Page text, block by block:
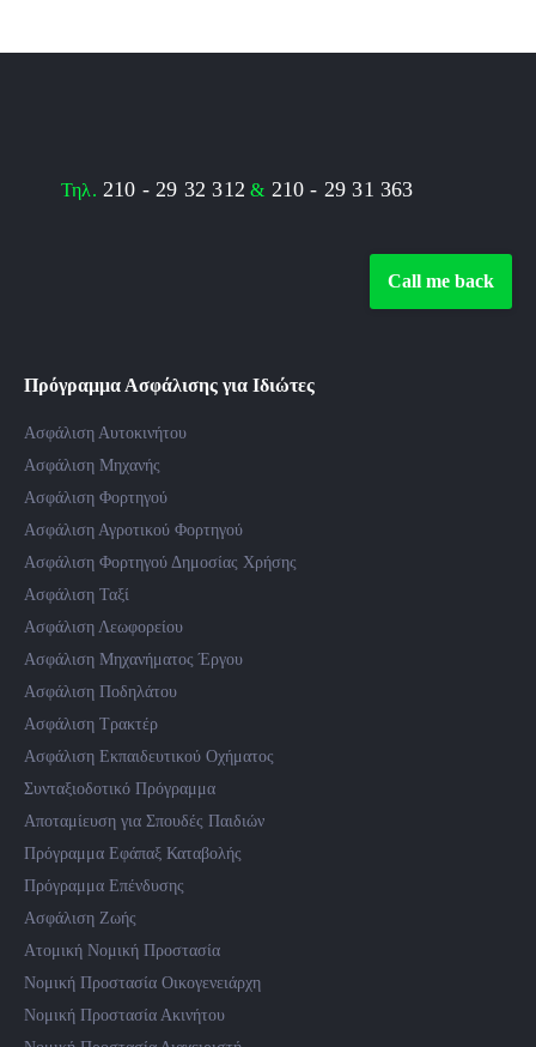
Τηλ. 210 - 29 32 312 & 210 - 29 31 363
Call me back
Πρόγραμμα Ασφάλισης για Ιδιώτες
Ασφάλιση Αυτοκινήτου
Ασφάλιση Μηχανής
Ασφάλιση Φορτηγού
Ασφάλιση Αγροτικού Φορτηγού
Ασφάλιση Φορτηγού Δημοσίας Χρήσης
Ασφάλιση Ταξί
Ασφάλιση Λεωφορείου
Ασφάλιση Μηχανήματος Έργου
Ασφάλιση Ποδηλάτου
Ασφάλιση Τρακτέρ
Ασφάλιση Εκπαιδευτικού Οχήματος
Συνταξιοδοτικό Πρόγραμμα
Αποταμίευση για Σπουδές Παιδιών
Πρόγραμμα Εφάπαξ Καταβολής
Πρόγραμμα Επένδυσης
Ασφάλιση Ζωής
Ατομική Νομική Προστασία
Νομική Προστασία Οικογενειάρχη
Νομική Προστασία Ακινήτου